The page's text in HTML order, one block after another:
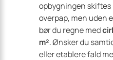
opbygningen skiftes
overpap, men uden
bør du regne med
m². Ønsker du
eller etablere fald